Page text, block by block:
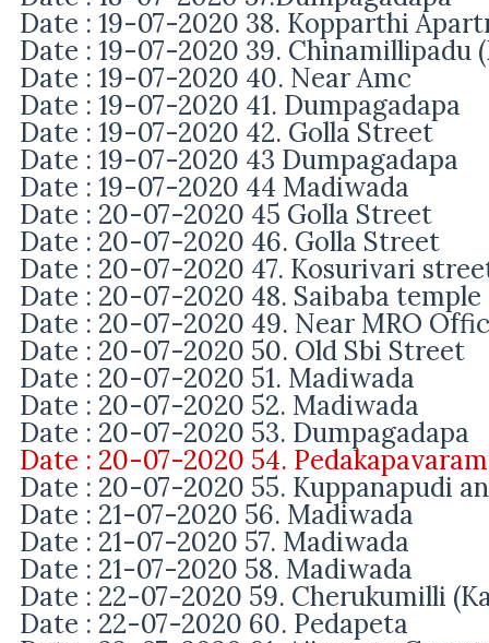
Date : 19-07-2020 38. Kopparthi
Date : 19-07-2020 39. Chinamillipadu
Date : 19-07-2020 40. Near Amc
Date : 19-07-2020 41. Dumpagadapa
Date : 19-07-2020 42. Golla Street
Date : 19-07-2020 43 Dumpagadapa
Date : 19-07-2020 44 Madiwada
Date : 20-07-2020 45 Golla Street
Date : 20-07-2020 46. Golla Street
Date : 20-07-2020 47. Kosurivari
Date : 20-07-2020 48. Saibaba temple
Date : 20-07-2020 49. Near MRO
Date : 20-07-2020 50. Old Sbi Street
Date : 20-07-2020 51. Madiwada
Date : 20-07-2020 52. Madiwada
Date : 20-07-2020 53. Dumpagadapa
Date : 20-07-2020 54. Pedakapavaram
Date : 20-07-2020 55. Kuppanapudi
Date : 21-07-2020 56. Madiwada
Date : 21-07-2020 57. Madiwada
Date : 21-07-2020 58. Madiwada
Date : 22-07-2020 59. Cherukumilli
Date : 22-07-2020 60. Pedapeta